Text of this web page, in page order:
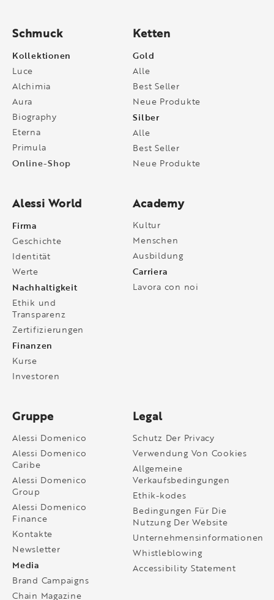
Schmuck
Kollektionen
Luce
Alchimia
Aura
Biography
Eterna
Primula
Online-Shop
Ketten
Gold
Alle
Best Seller
Neue Produkte
Silber
Alle
Best Seller
Neue Produkte
Alessi World
Firma
Geschichte
Identität
Werte
Nachhaltigkeit
Ethik und
Transparenz
Zertifizierungen
Finanzen
Kurse
Investoren
Academy
Kultur
Menschen
Ausbildung
Carriera
Lavora con noi
Gruppe
Alessi Domenico
Alessi Domenico
Caribe
Alessi Domenico
Group
Alessi Domenico
Finance
Kontakte
Newsletter
Media
Brand Campaigns
Chain Magazine
Legal
Schutz Der Privacy
Verwendung Von Cookies
Allgemeine
Verkaufsbedingungen
Ethik-kodes
Bedingungen Für Die
Nutzung Der Website
Unternehmensinformationen
Whistleblowing
Accessibility Statement